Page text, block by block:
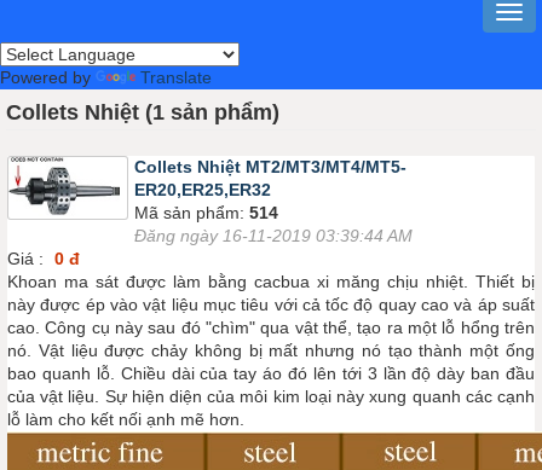
Powered by Translate
Collets Nhiệt (1 sản phẩm)
Collets Nhiệt MT2/MT3/MT4/MT5-
ER20,ER25,ER32
Mã sản phẩm: 514
Đăng ngày 16-11-2019 03:39:44 AM
Giá :
0 đ
Khoan ma sát được làm bằng cacbua xi măng chịu nhiệt. Thiết bị
này được ép vào vật liệu mục tiêu với cả tốc độ quay cao và áp suất
cao. Công cụ này sau đó "chìm" qua vật thể, tạo ra một lỗ hổng trên
nó. Vật liệu được chảy không bị mất nhưng nó tạo thành một ống
bao quanh lỗ. Chiều dài của tay áo đó lên tới 3 lần độ dày ban đầu
của vật liệu. Sự hiện diện của môi kim loại này xung quanh các cạnh
lỗ làm cho kết nối ạnh mẽ hơn.